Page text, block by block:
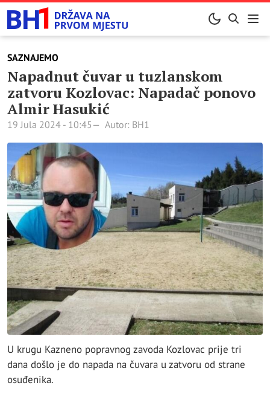
SAZNAJEMO
Napadnut čuvar u tuzlanskom
zatvoru Kozlovac: Napadač ponovo
Almir Hasukić
19 Jula 2024 - 10:45 Autor: BH1
U krugu Kazneno popravnog zavoda Kozlovac prije tri
dana došlo je do napada na čuvara u zatvoru od strane
osuđenika.